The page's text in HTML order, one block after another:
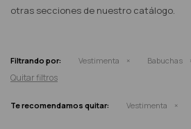
otras secciones de nuestro catálogo.
Filtrando por: Vestimenta Babuchas
Quitar filtros
Te recomendamos quitar: Vestimenta